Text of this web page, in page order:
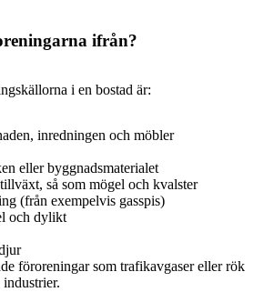
ifrån?
i en bostad är:
inredningen och möbler
eller byggnadsmaterialet
så som mögel och kvalster
(från exempelvis gasspis)
och dylikt
föroreningar som trafikavgaser eller rök